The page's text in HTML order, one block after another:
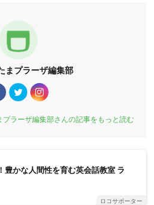
まプラーザ編集部
プラーザ編集部さんの記事をもっと読む
豊かな人間性を育む英会話教室 ラ
ロコサポーター